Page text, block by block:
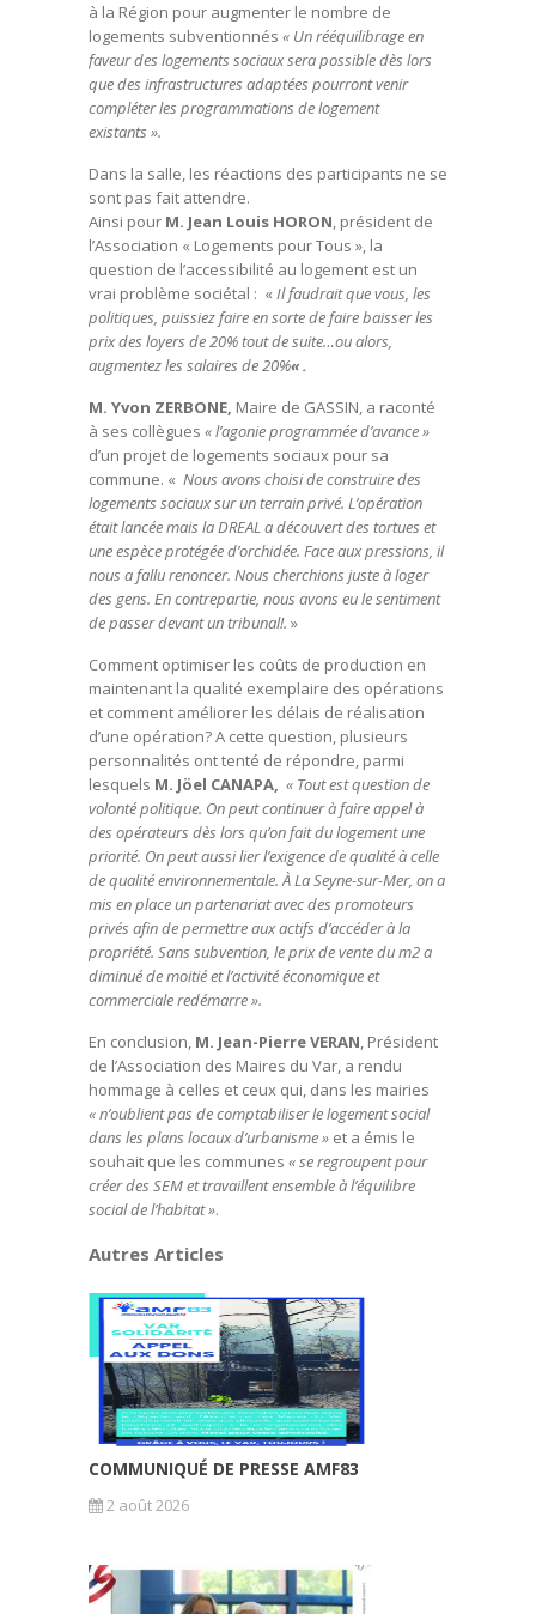
à la Région pour augmenter le nombre de
logements subventionnés « Un rééquilibrage en
faveur des logements sociaux sera possible dès lors
que des infrastructures adaptées pourront venir
compléter les programmations de logement
existants ».
Dans la salle, les réactions des participants ne se
sont pas fait attendre.
Ainsi pour M. Jean Louis HORON, président de
l’Association « Logements pour Tous », la
question de l’accessibilité au logement est un
vrai problème sociétal : « Il faudrait que vous, les
politiques, puissiez faire en sorte de faire baisser les
prix des loyers de 20% tout de suite…ou alors,
augmentez les salaires de 20%« .
M. Yvon ZERBONE, Maire de GASSIN, a raconté
à ses collègues « l’agonie programmée d’avance »
d’un projet de logements sociaux pour sa
commune. « Nous avons choisi de construire des
logements sociaux sur un terrain privé. L’opération
était lancée mais la DREAL a découvert des tortues et
une espèce protégée d’orchidée. Face aux pressions, il
nous a fallu renoncer. Nous cherchions juste à loger
des gens. En contrepartie, nous avons eu le sentiment
de passer devant un tribunal!. »
Comment optimiser les coûts de production en
maintenant la qualité exemplaire des opérations
et comment améliorer les délais de réalisation
d’une opération? A cette question, plusieurs
personnalités ont tenté de répondre, parmi
lesquels M. Jöel CANAPA, « Tout est question de
volonté politique. On peut continuer à faire appel à
des opérateurs dès lors qu’on fait du logement une
priorité. On peut aussi lier l’exigence de qualité à celle
de qualité environnementale. À La Seyne-sur-Mer, on a
mis en place un partenariat avec des promoteurs
privés afin de permettre aux actifs d’accéder à la
propriété. Sans subvention, le prix de vente du m2 a
diminué de moitié et l’activité économique et
commerciale redémarre ».
En conclusion, M. Jean-Pierre VERAN, Président
de l’Association des Maires du Var, a rendu
hommage à celles et ceux qui, dans les mairies
« n’oublient pas de comptabiliser le logement social
dans les plans locaux d’urbanisme » et a émis le
souhait que les communes « se regroupent pour
créer des SEM et travaillent ensemble à l’équilibre
social de l’habitat ».
Autres Articles
COMMUNIQUÉ DE PRESSE AMF83
2 août 2026